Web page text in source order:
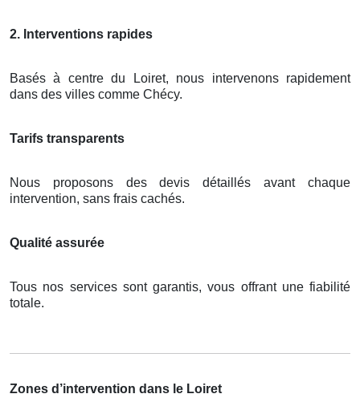
2. Interventions rapides
Basés à centre du Loiret, nous intervenons rapidement
dans des villes comme Chécy.
Tarifs transparents
Nous proposons des devis détaillés avant chaque
intervention, sans frais cachés.
Qualité assurée
Tous nos services sont garantis, vous offrant une fiabilité
totale.
Zones d’intervention dans le Loiret